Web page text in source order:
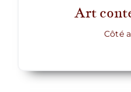
Art
Côté